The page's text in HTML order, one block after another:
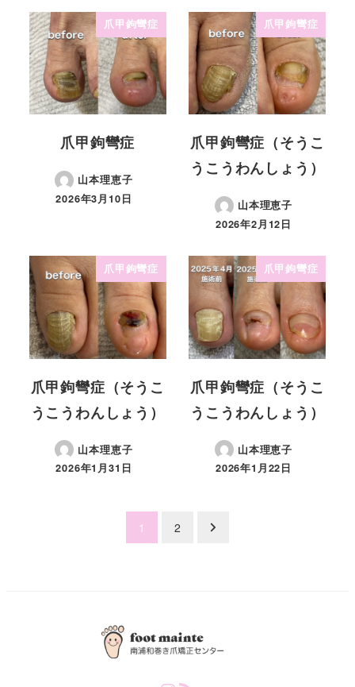
爪甲鉤彎症
爪甲鉤彎症
山本理恵子
2026年3月10日
爪甲鉤彎症
爪甲鉤彎症（そうこ
うこうわんしょう）
山本理恵子
2026年2月12日
爪甲鉤彎症
爪甲鉤彎症（そうこ
うこうわんしょう）
山本理恵子
2026年1月31日
爪甲鉤彎症
爪甲鉤彎症（そうこ
うこうわんしょう）
山本理恵子
2026年1月22日
1 2